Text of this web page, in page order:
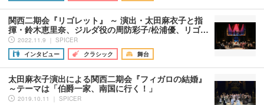
関西二期会『リゴレット』 ～ 演出・太田麻衣子と指
揮・鈴木恵里奈、ジルダ役の周防彩子/松浦優、リゴ…
2022.11.9 ｜ SPICER
インタビュー
クラシック 舞台
太田麻衣子演出による関西二期会『フィガロの結婚』
～テーマは「伯爵一家、南国に行く！」
2019.10.11 ｜ SPICER